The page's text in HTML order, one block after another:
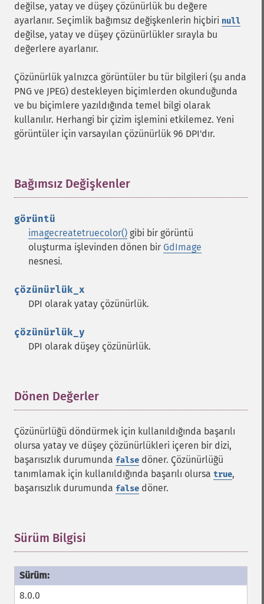
değilse, yatay ve düşey çözünürlük bu değere
ayarlanır. Seçimlik bağımsız değişkenlerin hiçbiri null
değilse, yatay ve düşey çözünürlükler sırayla bu
değerlere ayarlanır.
Çözünürlük yalnızca görüntüler bu tür bilgileri (şu anda
PNG ve JPEG) destekleyen biçimlerden okunduğunda
ve bu biçimlere yazıldığında temel bilgi olarak
kullanılır. Herhangi bir çizim işlemini etkilemez. Yeni
görüntüler için varsayılan çözünürlük 96 DPI'dır.
Bağımsız Değişkenler
görüntü
imagecreatetruecolor() gibi bir görüntü
oluşturma işlevinden dönen bir GdImage
nesnesi.
çözünürlük_x
DPI olarak yatay çözünürlük.
çözünürlük_y
DPI olarak düşey çözünürlük.
Dönen Değerler
Çözünürlüğü döndürmek için kullanıldığında başarılı
olursa yatay ve düşey çözünürlükleri içeren bir dizi,
başarısızlık durumunda false döner. Çözünürlüğü
tanımlamak için kullanıldığında başarılı olursa true,
başarısızlık durumunda false döner.
Sürüm Bilgisi
8.0.0